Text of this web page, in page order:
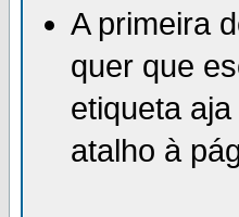
A primeira
quer que
etiqueta
atalho à